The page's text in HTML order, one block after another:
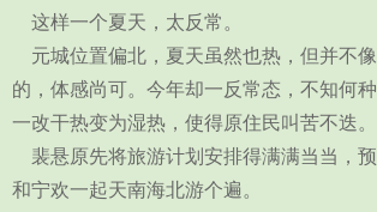
这样一个夏天，太反常。
元城位置偏北，夏天虽然也热，但并不
的，体感尚可。今年却一反常态，不知何
一改干热变为湿热，使得原住民叫苦不迭。
裴悬原先将旅游计划安排得满满当当，
和宁欢一起天南海北游个遍。